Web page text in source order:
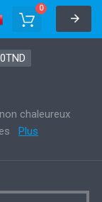
0
chaleureux
Plus